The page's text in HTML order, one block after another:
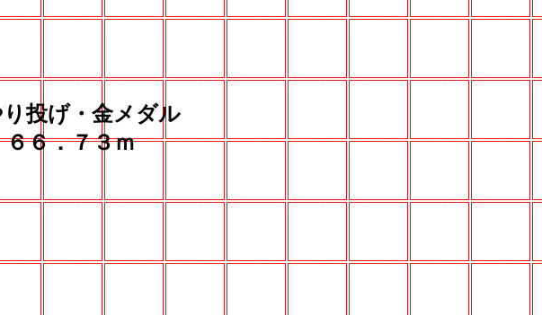
投げ・金メダル
６．７３ｍ